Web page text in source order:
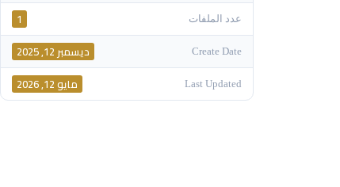
عدد الملفات 1
Create Date ديسمبر 12, 2025
Last Updated مايو 12, 2026